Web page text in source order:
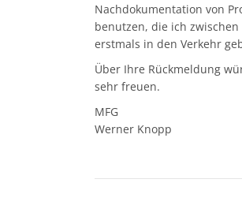
Nachdokumentation von
benutzen, die ich zwischen
erstmals in den Verkehr
Über Ihre Rückmeldung
sehr freuen.
MFG
Werner Knopp